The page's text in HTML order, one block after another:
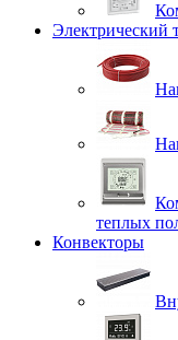
Электрический
теплых
Конвекторы